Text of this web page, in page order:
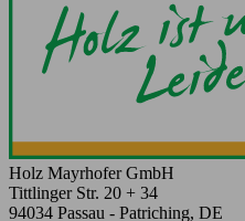
Holz Mayrhofer GmbH
Tittlinger Str. 20 + 34
94034 Passau - Patriching, DE